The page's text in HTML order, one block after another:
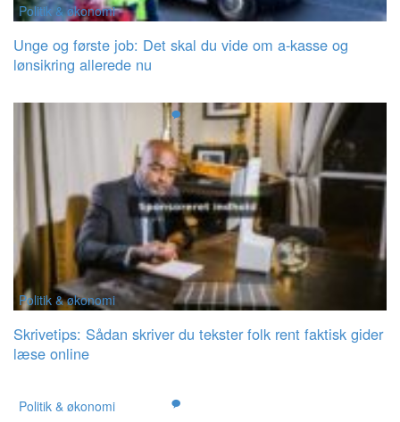
Politik & økonomi
Unge og første job: Det skal du vide om a-kasse og
lønsikring allerede nu
Politik & økonomi
Skrivetips: Sådan skriver du tekster folk rent faktisk gider
læse online
Politik & økonomi